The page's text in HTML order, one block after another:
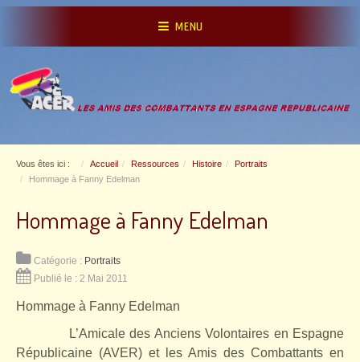
MENU
Vous êtes ici : Accueil Ressources Histoire
Portraits
Hommage à Fanny Edelman
Hommage à Fanny Edelman
Catégorie : Portraits
Publié le : 2 Mai 2011
Hommage à Fanny Edelman
L’Amicale des Anciens Volontaires en Espagne
Républicaine (AVER) et les Amis des Combattants en